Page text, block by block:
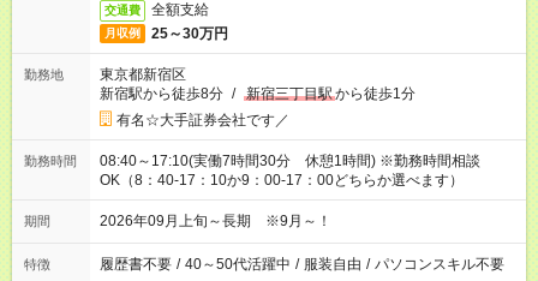
交通費 全額支給
月収例 25～30万円
勤務地
東京都新宿区
新宿駅から徒歩8分 / 新宿三丁目駅から徒歩1分
有名☆大手証券会社です／
勤務時間
08:40～17:10(実働7時間30分 休憩1時間) ※勤務時間相談
OK（8：40-17：10か9：00-17：00どちらか選べます）
期間 2026年09月上旬～長期 ※9月～！
特徴 履歴書不要 / 40～50代活躍中 / 服装自由 / パソコンスキル不要